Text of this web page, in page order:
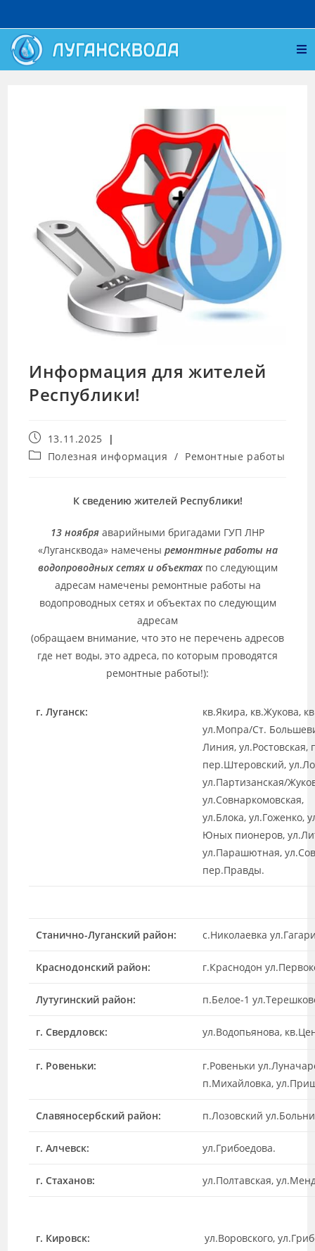
Информация для жителей
Республики!
13.11.2025
Полезная информация / Ремонтные работы
К сведению жителей Республики!
13 ноября аварийными бригадами ГУП ЛНР
«Лугансквода» намечены ремонтные работы на
водопроводных сетях и объектахпо следующим
адресам намечены ремонтные работы на
водопроводных сетях и объектах по следующим
адресам
(обращаем внимание, что это не перечень адресов
где нет воды, это адреса, по которым проводятся
ремонтные работы!):
г. Луганск:
кв.Якира, кв.Жукова,
ул.Мопра/Ст.
Линия,
пер.Штеровский,
ул.Партизанская/
ул.Совнаркомовская,
ул.Блока,
Юных пионеров,
ул.Парашютная,
пер.Правды.
Станично-Луганский район: с.Николаевка
Краснодонский район: г.Краснодон
Лутугинский район: п.Белое-1
г. Свердловск: ул.Водопьянова,
г. Ровеньки:
г.Ровеньки
п.Михайловка,
Славяносербский район: п.Лозовский
г. Алчевск: ул.Грибоедова.
г. Стаханов: ул.Полтавская,
г. Кировск: ул.Воровского,